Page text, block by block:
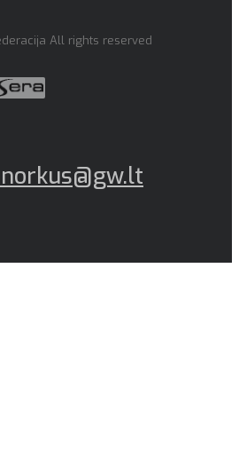
All rights reserved